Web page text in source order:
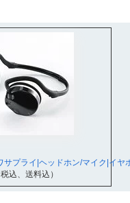
サプライ|ヘッドホン/マイク|イ
込、送料込）